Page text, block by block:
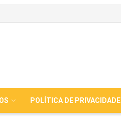
POLÍTICA DE PRIVACIDADE